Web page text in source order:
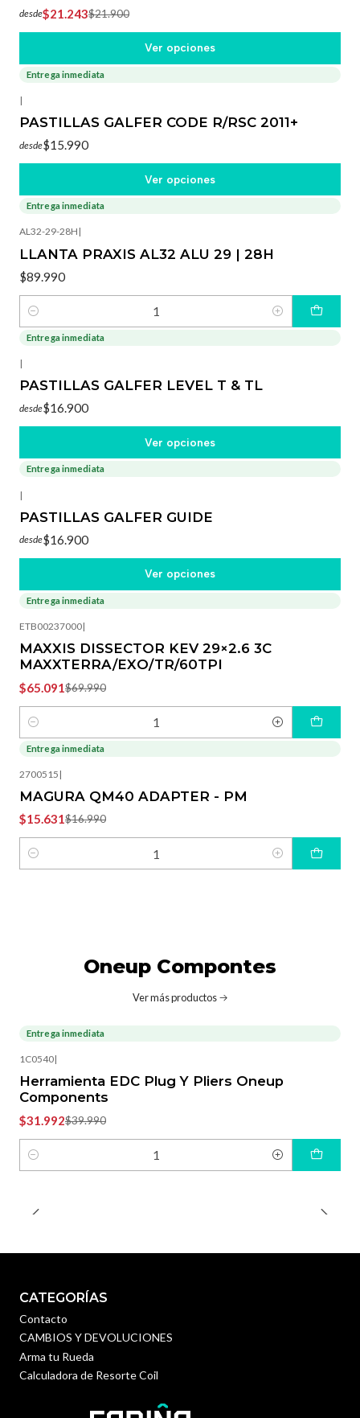
desde$21.243$21.900
Ver opciones
Entrega inmediata
|
PASTILLAS GALFER CODE R/RSC 2011+
desde$15.990
Ver opciones
Entrega inmediata
AL32-29-28H |
LLANTA PRAXIS AL32 ALU 29 | 28H
$89.990
Cantidad
Entrega inmediata
|
PASTILLAS GALFER LEVEL T & TL
desde$16.900
Ver opciones
Entrega inmediata
|
PASTILLAS GALFER GUIDE
desde$16.900
Ver opciones
-7%OFF
Entrega inmediata
ETB00237000|
MAXXIS DISSECTOR KEV 29×2.6 3C
MAXXTERRA/EXO/TR/60TPI
$65.091$69.990
Cantidad
-8%OFF
Entrega inmediata
2700515 |
MAGURA QM40 ADAPTER - PM
$15.631$16.990
Cantidad
Oneup Compontes
Ver más productos
Entrega inmediata
1C0540|
Herramienta EDC Plug Y Pliers Oneup
Components
$31.992$39.990
Cantidad
CATEGORÍAS
Contacto
CAMBIOS Y DEVOLUCIONES
Arma tu Rueda
Calculadora de Resorte Coil